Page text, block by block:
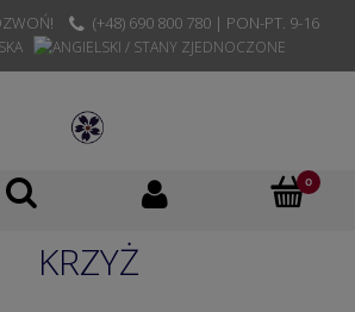
(+48) 690 800 780 | PON-PT. 9-16
KRZYŻ